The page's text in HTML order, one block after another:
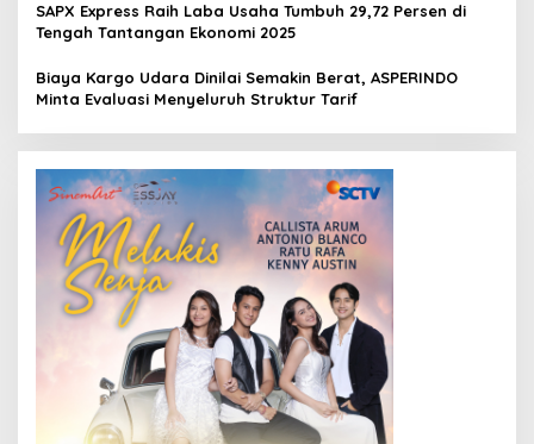
SAPX Express Raih Laba Usaha Tumbuh 29,72 Persen di
Tengah Tantangan Ekonomi 2025
Biaya Kargo Udara Dinilai Semakin Berat, ASPERINDO
Minta Evaluasi Menyeluruh Struktur Tarif